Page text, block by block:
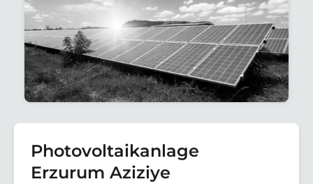
Photovoltaikanlage
Erzurum Aziziye